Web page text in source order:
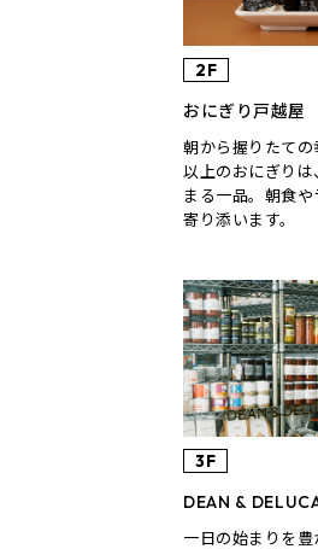
2F
おにぎり戸越屋
朝から握りたて
以上のおにぎり
まる一品。朝食
寄り添います。
3F
DEAN &
一日の始まりを